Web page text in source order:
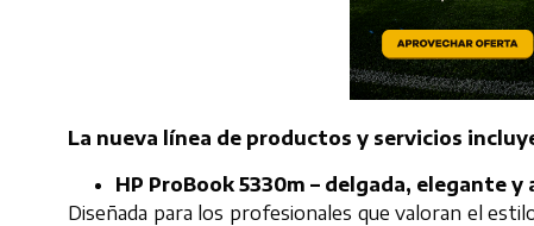
La nueva línea de productos y servicios
HP ProBook 5330m – delgada, elegante y
Diseñada para los profesionales que valoran el